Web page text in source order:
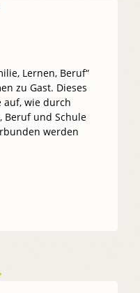
Lernen, Beruf“
zu Gast. Dieses
auf, wie durch
Beruf und Schule
werden